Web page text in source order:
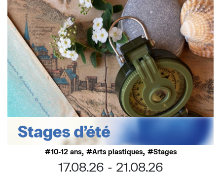
10-12 ans, Arts plastiques, Stages
17.08.26
21.08.26